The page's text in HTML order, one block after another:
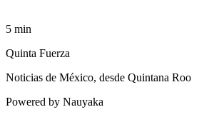
5 min
Quinta Fuerza
Noticias de México, desde Quintana Roo
Powered by Nauyaka